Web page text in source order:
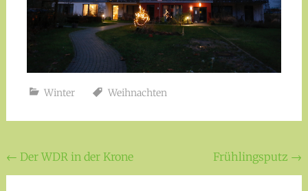
Winter Weihnachten
Beitragsnavigation
← Der WDR in der Krone Frühlingsputz →